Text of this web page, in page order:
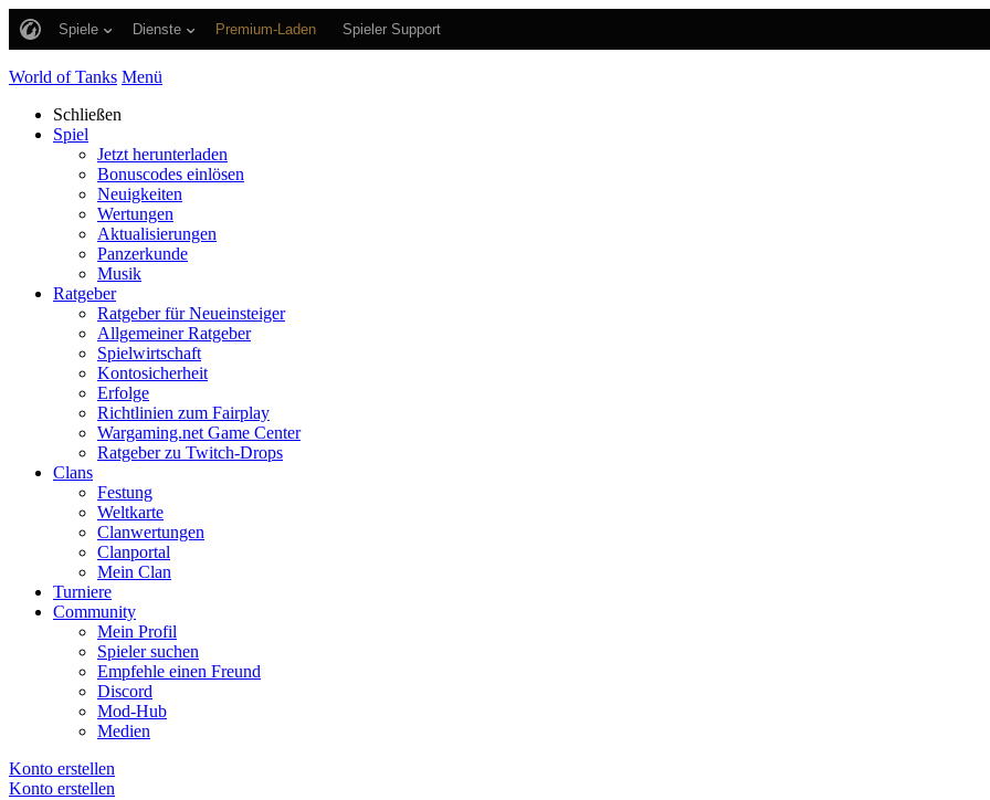
Spiele Dienste Premium-Laden Spieler Support
World of Tanks Menü
Schließen
Spiel
Jetzt herunterladen
Bonuscodes einlösen
Neuigkeiten
Wertungen
Aktualisierungen
Panzerkunde
Musik
Ratgeber
Ratgeber für Neueinsteiger
Allgemeiner Ratgeber
Spielwirtschaft
Kontosicherheit
Erfolge
Richtlinien zum Fairplay
Wargaming.net Game Center
Ratgeber zu Twitch-Drops
Clans
Festung
Weltkarte
Clanwertungen
Clanportal
Mein Clan
Turniere
Community
Mein Profil
Spieler suchen
Empfehle einen Freund
Discord
Mod-Hub
Medien
Konto erstellen
Konto erstellen